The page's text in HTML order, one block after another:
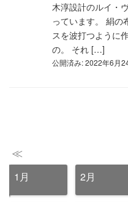
木淳設計のルイ・
っています。 絹の
スを波打つように
の。 それ […]
公開済み: 2022年6月
≪
1月 2月